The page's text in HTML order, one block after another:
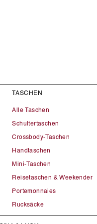
TASCHEN
Alle Taschen
Schultertaschen
Crossbody-Taschen
Handtaschen
Mini-Taschen
Reisetaschen & Weekender
Portemonnaies
Rucksäcke